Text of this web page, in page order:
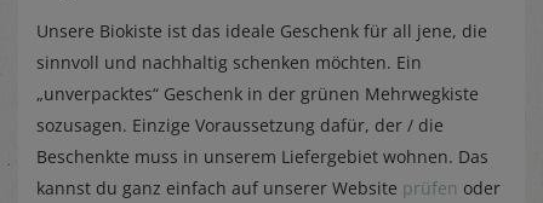
Unsere Biokiste ist das ideale Geschenk für all jene, die
sinnvoll und nachhaltig schenken möchten. Ein
„unverpacktes“ Geschenk in der grünen Mehrwegkiste
sozusagen. Einzige Voraussetzung dafür, der / die
Beschenkte muss in unserem Liefergebiet wohnen. Das
kannst du ganz einfach auf unserer Website prüfen oder